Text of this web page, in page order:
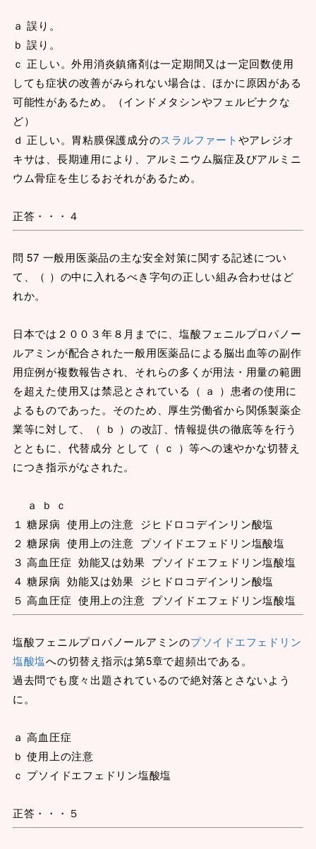
ａ 誤り。
ｂ 誤り。
ｃ 正しい。外用消炎鎮痛剤は一定期間又は一定回数使用
しても症状の改善がみられない場合は、ほかに原因がある
可能性があるため。（インドメタシンやフェルビナクな
ど）
ｄ 正しい。胃粘膜保護成分のスラルファートやアレジオ
キサは、長期連用により、アルミニウム脳症及びアルミニ
ウム骨症を生じるおそれがあるため。
正答・・・４
問 57 一般用医薬品の主な安全対策に関する記述につい
て、（ ）の中に入れるべき字句の正しい組み合わせはど
れか。
日本では２００３年８月までに、塩酸フェニルプロパノー
ルアミンが配合された一般用医薬品による脳出血等の副作
用症例が複数報告され、それらの多くが用法・用量の範囲
を超えた使用又は禁忌とされている（ ａ ）患者の使用に
よるものであった。そのため、厚生労働省から関係製薬企
業等に対して、（ ｂ ）の改訂、情報提供の徹底等を行う
とともに、代替成分 として（ ｃ ）等への速やかな切替え
につき指示がなされた。
ａ ｂ ｃ
１ 糖尿病 使用上の注意 ジヒドロコデインリン酸塩
２ 糖尿病 使用上の注意 プソイドエフェドリン塩酸塩
３ 高血圧症 効能又は効果 プソイドエフェドリン塩酸塩
４ 糖尿病 効能又は効果 ジヒドロコデインリン酸塩
５ 高血圧症 使用上の注意 プソイドエフェドリン塩酸塩
塩酸フェニルプロパノールアミンのプソイドエフェドリン
塩酸塩への切替え指示は第5章で超頻出である。
過去問でも度々出題されているので絶対落とさないよう
に。
ａ 高血圧症
ｂ 使用上の注意
ｃ プソイドエフェドリン塩酸塩
正答・・・５